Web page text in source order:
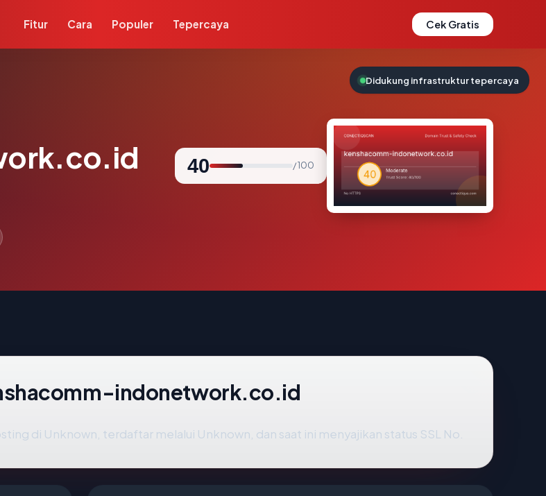
Fitur Cara Populer Tepercaya Cek Gratis
40 / 100
indonetwork.co.id
di Unknown, terdaftar melalui Unknown, dan saat ini menyajikan status SSL No.
Didukung infrastruktur tepercaya